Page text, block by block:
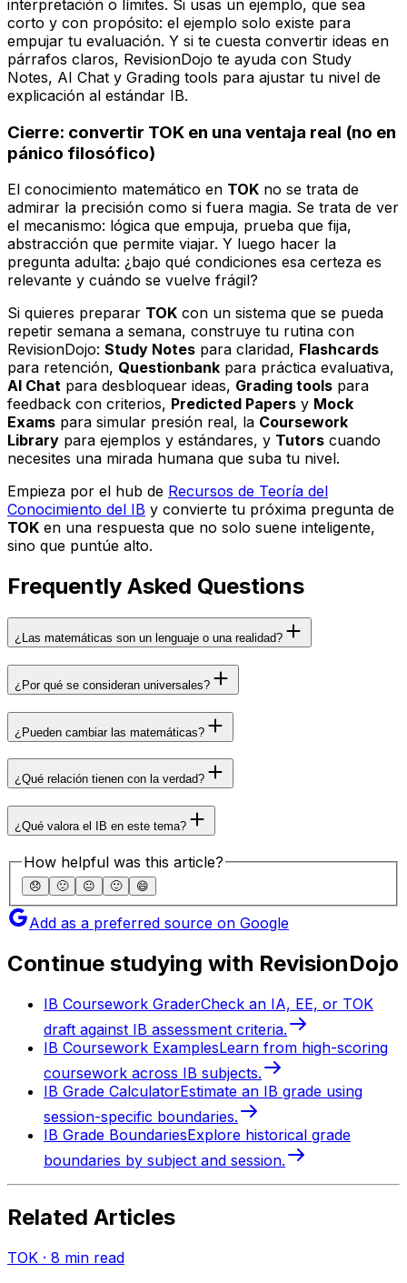
interpretación o límites. Si usas un ejemplo, que sea
corto y con propósito: el ejemplo solo existe para
empujar tu evaluación. Y si te cuesta convertir ideas en
párrafos claros, RevisionDojo te ayuda con Study
Notes, AI Chat y Grading tools para ajustar tu nivel de
explicación al estándar IB.
Cierre: convertir TOK en una ventaja real (no en
pánico filosófico)
El conocimiento matemático en TOK no se trata de
admirar la precisión como si fuera magia. Se trata de ver
el mecanismo: lógica que empuja, prueba que fija,
abstracción que permite viajar. Y luego hacer la
pregunta adulta: ¿bajo qué condiciones esa certeza es
relevante y cuándo se vuelve frágil?
Si quieres preparar TOK con un sistema que se pueda
repetir semana a semana, construye tu rutina con
RevisionDojo: Study Notes para claridad, Flashcards
para retención, Questionbank para práctica evaluativa,
AI Chat para desbloquear ideas, Grading tools para
feedback con criterios, Predicted Papers y Mock
Exams para simular presión real, la Coursework
Library para ejemplos y estándares, y Tutors cuando
necesites una mirada humana que suba tu nivel.
Empieza por el hub de Recursos de Teoría del
Conocimiento del IB y convierte tu próxima pregunta de
TOK en una respuesta que no solo suene inteligente,
sino que puntúe alto.
Frequently Asked Questions
¿Las matemáticas son un lenguaje o una realidad?
¿Por qué se consideran universales?
¿Pueden cambiar las matemáticas?
¿Qué relación tienen con la verdad?
¿Qué valora el IB en este tema?
How helpful was this article?
😞 🙁 😐 🙂 😄
Add as a preferred source on Google
Continue studying with RevisionDojo
IB Coursework GraderCheck an IA, EE, or TOK
draft against IB assessment criteria.
IB Coursework ExamplesLearn from high-scoring
coursework across IB subjects.
IB Grade CalculatorEstimate an IB grade using
session-specific boundaries.
IB Grade BoundariesExplore historical grade
boundaries by subject and session.
Related Articles
TOK · 8 min read